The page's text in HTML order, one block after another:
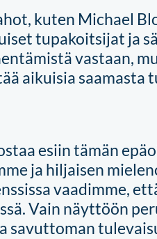
kuten Michael
tupakoitsijat ja
vastaan,
aikuisia
esiin tämän
ja hiljaisen
vaadimme,
Vain näyttöön
savuttoman